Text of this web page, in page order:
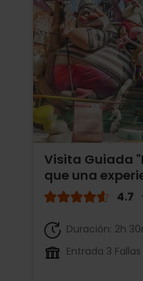
Visita Guiada
que una
4.7
Duración: 2h
Entrada 3 Fallas